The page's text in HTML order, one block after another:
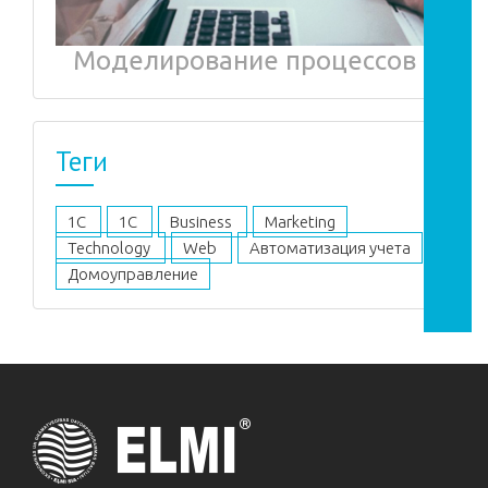
Моделирование процессов
Теги
1C 1С Business
Marketing
Technology
Web
Автоматизация учета
Домоуправление